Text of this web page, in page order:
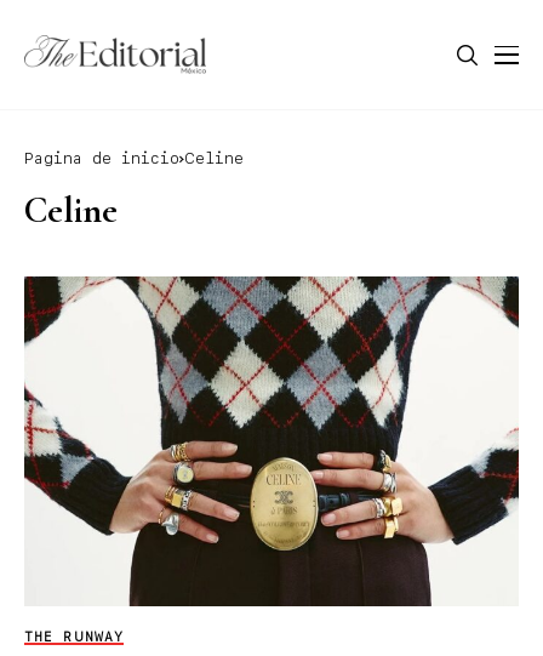
Pagina de inicio Celine
Celine
THE RUNWAY